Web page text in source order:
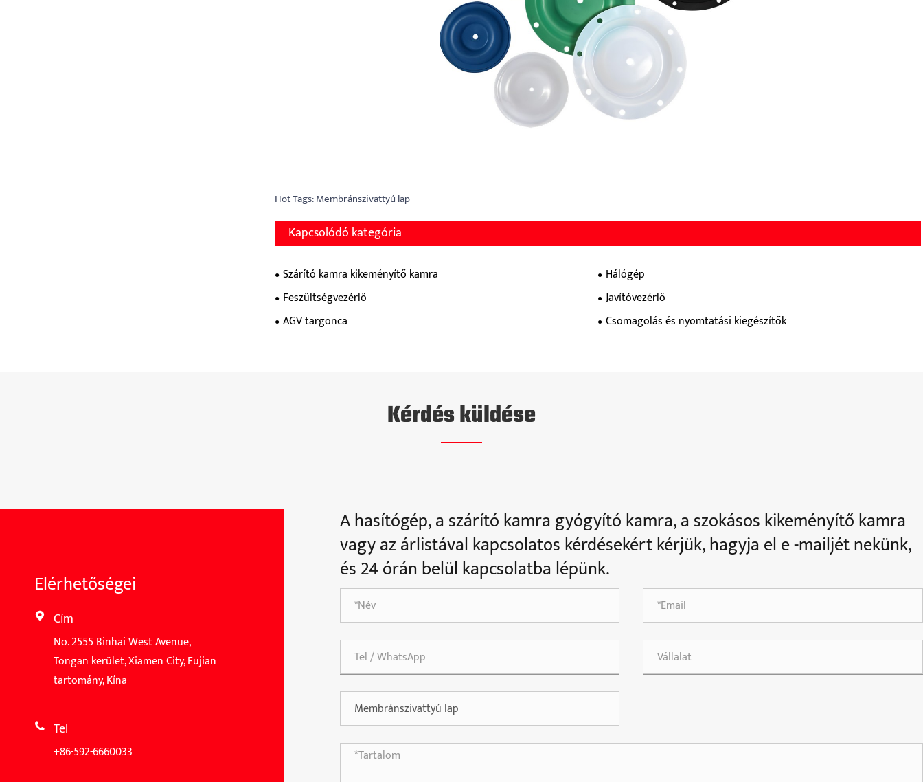
Hot Tags: Membránszivattyú lap
Kapcsolódó kategória
Szárító kamra kikeményítő kamra
Hálógép
Feszültségvezérlő
Javítóvezérlő
AGV targonca
Csomagolás és nyomtatási kiegészítők
Kérdés küldése
Elérhetőségei
 Cím
No. 2555 Binhai West Avenue,
Tongan kerület, Xiamen City, Fujian
tartomány, Kína
 Tel
+86-592-6660033
A hasítógép, a szárító kamra gyógyító kamra, a szokásos kikeményítő kamra
vagy az árlistával kapcsolatos kérdésekért kérjük, hagyja el e -mailjét nekünk,
és 24 órán belül kapcsolatba lépünk.